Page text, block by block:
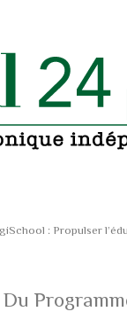
: Propulser